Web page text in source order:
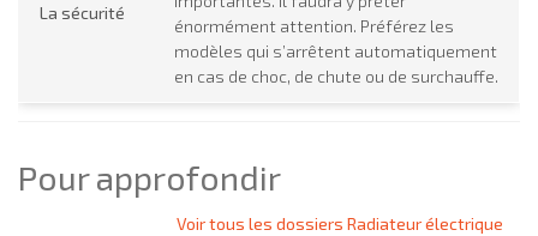
La sécurité
énormément attention. Préférez les
modèles qui s’arrêtent automatiquement
en cas de choc, de chute ou de surchauffe.
Pour approfondir
Voir tous les dossiers Radiateur électrique